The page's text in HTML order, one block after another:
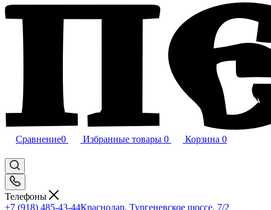
Сравнение0 Избранные товары 0 Корзина 0
Телефоны
+7 (918) 485-43-44Краснодар, Тургеневское шоссе, 7/2